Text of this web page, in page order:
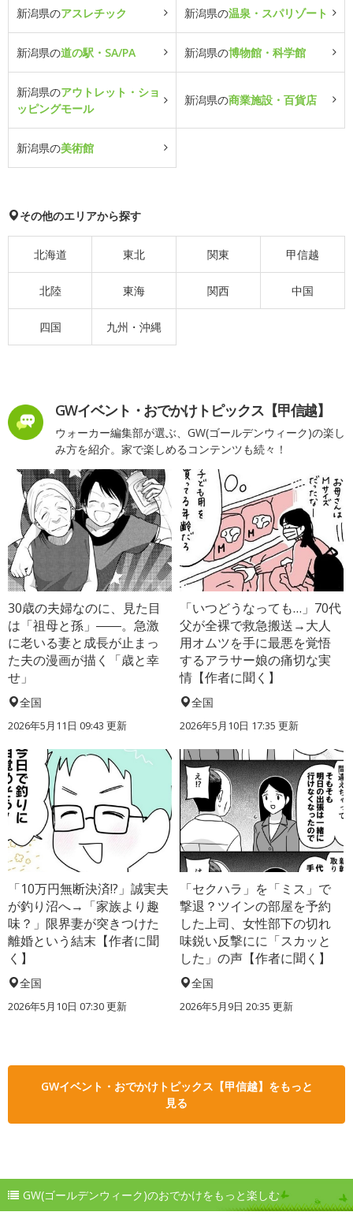
新潟県のアスレチック 新潟県の温泉・スパリゾート
新潟県の道の駅・SA/PA 新潟県の博物館・科学館
新潟県のアウトレット・ショ
ッピングモール
新潟県の商業施設・百貨店
新潟県の美術館
その他のエリアから探す
北海道 東北 関東 甲信越
北陸 東海 関西 中国
四国 九州・沖縄
GWイベント・おでかけトピックス【甲信越】
ウォーカー編集部が選ぶ、GW(ゴールデンウィーク)の楽し
み方を紹介。家で楽しめるコンテンツも続々！
30歳の夫婦なのに、見た目
は「祖母と孫」――。急激
に老いる妻と成長が止まっ
た夫の漫画が描く「歳と幸
せ」
全国
2026年5月11日 09:43 更新
「いつどうなっても…」70代
父が全裸で救急搬送→大人
用オムツを手に最悪を覚悟
するアラサー娘の痛切な実
情【作者に聞く】
全国
2026年5月10日 17:35 更新
「10万円無断決済!?」誠実夫
が釣り沼へ→「家族より趣
味？」限界妻が突きつけた
離婚という結末【作者に聞
く】
全国
2026年5月10日 07:30 更新
「セクハラ」を「ミス」で
撃退？ツインの部屋を予約
した上司、女性部下の切れ
味鋭い反撃にに「スカッと
した」の声【作者に聞く】
全国
2026年5月9日 20:35 更新
GWイベント・おでかけトピックス【甲信越】をもっと
見る
GW(ゴールデンウィーク)のおでかけをもっと楽しむ